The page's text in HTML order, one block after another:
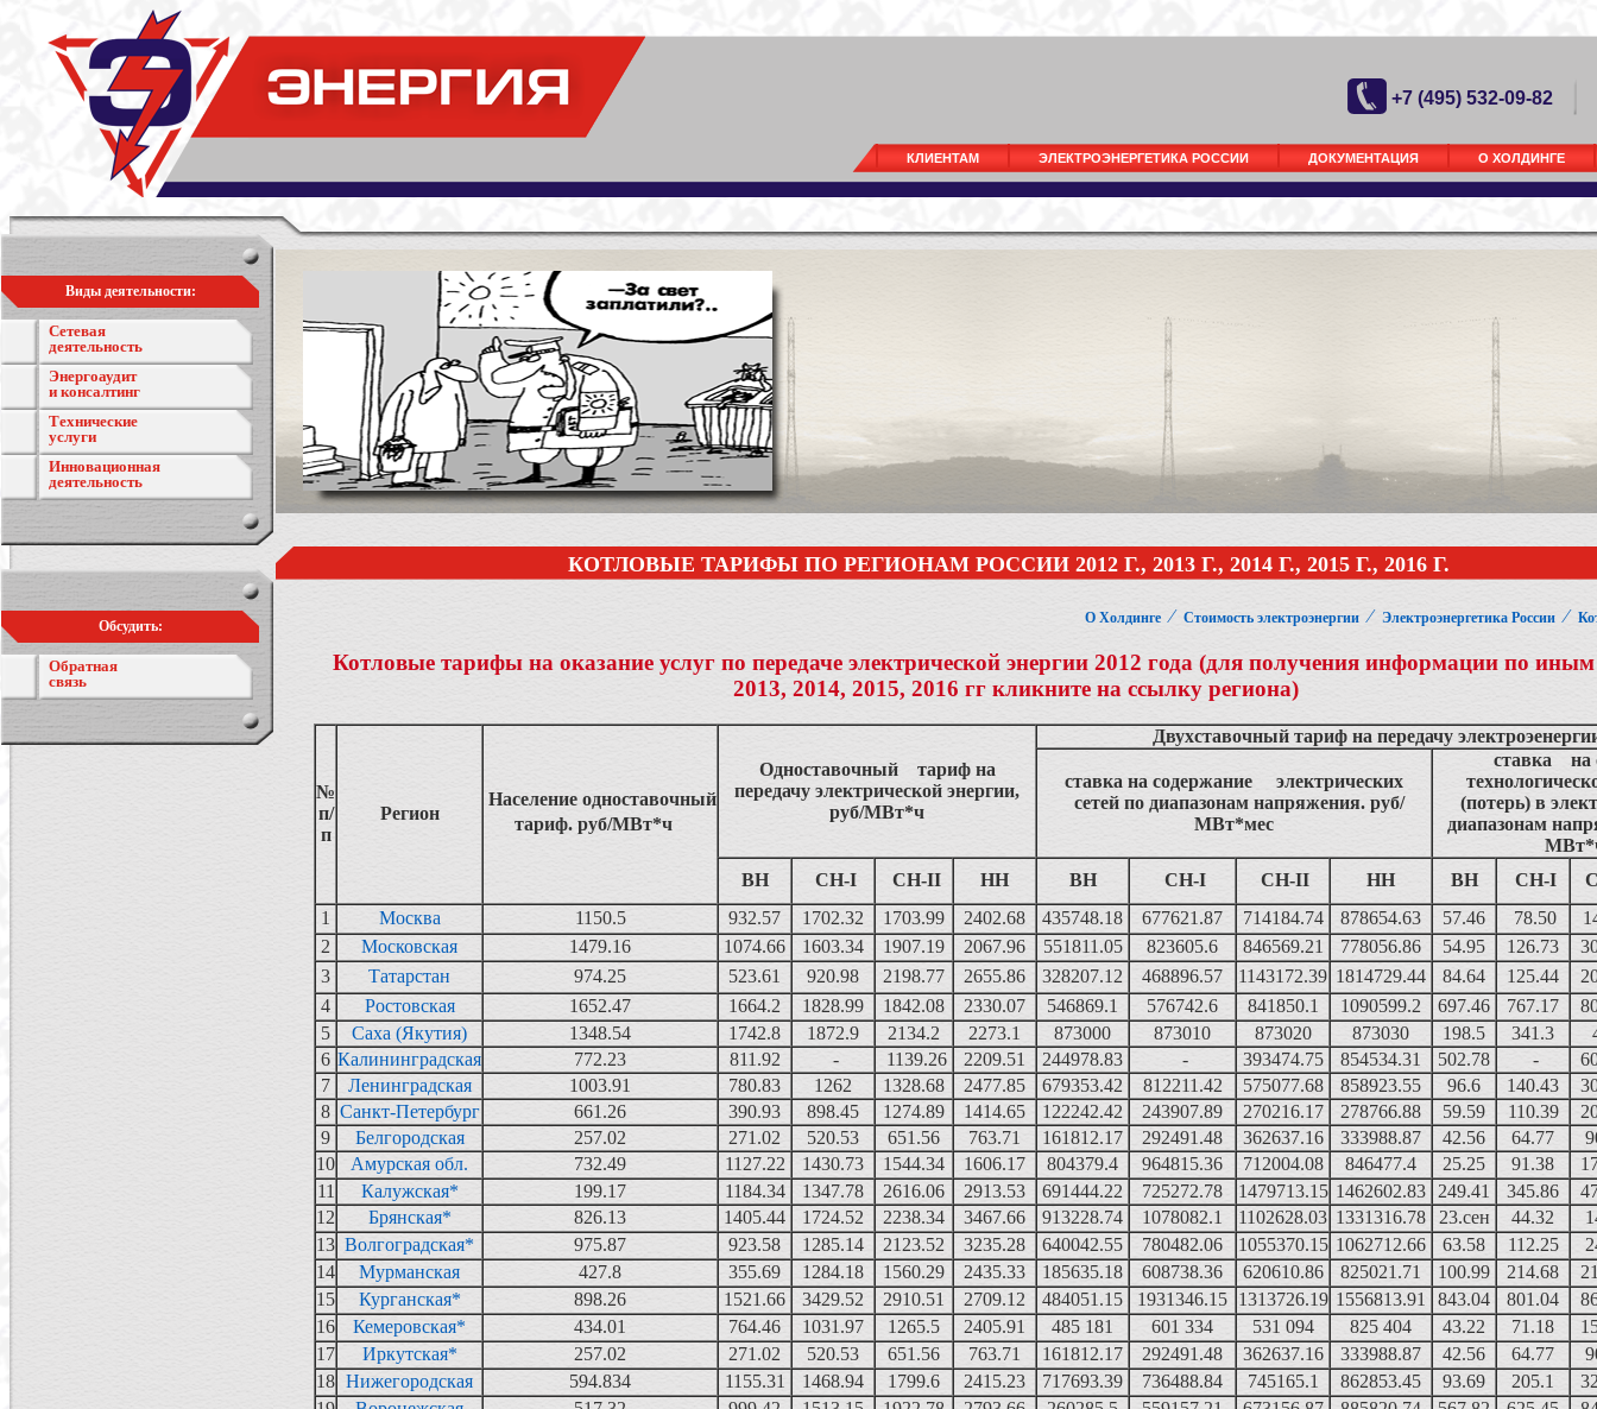
+7 (495) 532-09-82
КЛИЕНТАМ ЭЛЕКТРОЭНЕРГЕТИКА РОССИИ ДОКУМЕНТАЦИЯ О ХОЛДИНГЕ
Виды деятельности:
Сетевая
деятельность
Энергоаудит
и консалтинг
Технические
услуги
Инновационная
деятельность
Обсудить:
Обратная
связь
КОТЛОВЫЕ ТАРИФЫ ПО РЕГИОНАМ РОССИИ 2012 Г., 2013 Г., 2014 Г., 2015 Г., 2016 Г.
О Холдинге ⁄ Стоимость электроэнергии ⁄ Электроэнергетика России ⁄
Котловые тарифы на оказание услуг по передаче электрической энергии 2012 года (для получения информации по
2013, 2014, 2015, 2016 гг кликните на ссылку региона)
№
п/
п
Регион
Население одноставочный
тариф. руб/МВт*ч
Одноставочный тариф на
передачу электрической энергии,
руб/МВт*ч
Двухставочный тариф на передачу
ставка на содержание электрических
сетей по диапазонам напряжения. руб/
МВт*мес
ставка на
(потерь) в
диапазонам
ВН
СН-I СН-II НН ВН СН-I СН-II НН ВН СН-I
1
Москва 1150.5 932.57 1702.32 1703.99 2402.68 435748.18 677621.87 714184.74 878654.63 57.46 78.50
2
Московская 1479.16 1074.66 1603.34 1907.19 2067.96 551811.05 823605.6 846569.21 778056.86 54.95 126.73
3
Татарстан 974.25 523.61 920.98 2198.77 2655.86 328207.12 468896.57 1143172.39 1814729.44 84.64 125.44
4
Ростовская 1652.47 1664.2 1828.99 1842.08 2330.07 546869.1 576742.6 841850.1 1090599.2 697.46 767.17
5
Саха (Якутия) 1348.54 1742.8 1872.9 2134.2 2273.1 873000 873010 873020 873030 198.5 341.3
6 Калининградская 772.23 811.92 - 1139.26 2209.51 244978.83 - 393474.75 854534.31 502.78 -
7
Ленинградская 1003.91 780.83 1262 1328.68 2477.85 679353.42 812211.42 575077.68 858923.55 96.6 140.43
8 Санкт-Петербург 661.26 390.93 898.45 1274.89 1414.65 122242.42 243907.89 270216.17 278766.88 59.59 110.39
9
Белгородская 257.02 271.02 520.53 651.56 763.71 161812.17 292491.48 362637.16 333988.87 42.56 64.77
10
Амурская обл. 732.49 1127.22 1430.73 1544.34 1606.17 804379.4 964815.36 712004.08 846477.4 25.25 91.38
11
Калужская* 199.17 1184.34 1347.78 2616.06 2913.53 691444.22 725272.78 1479713.15 1462602.83 249.41 345.86
12
Брянская* 826.13 1405.44 1724.52 2238.34 3467.66 913228.74 1078082.1 1102628.03 1331316.78 23.сен 44.32
13 Волгоградская* 975.87 923.58 1285.14 2123.52 3235.28 640042.55 780482.06 1055370.15 1062712.66 63.58 112.25
14
Мурманская 427.8 355.69 1284.18 1560.29 2435.33 185635.18 608738.36 620610.86 825021.71 100.99 214.68
15
Курганская* 898.26 1521.66 3429.52 2910.51 2709.12 484051.15 1931346.15 1313726.19 1556813.91 843.04 801.04
16
Кемеровская* 434.01 764.46 1031.97 1265.5 2405.91 485 181 601 334 531 094 825 404 43.22 71.18
17
Иркутская* 257.02 271.02 520.53 651.56 763.71 161812.17 292491.48 362637.16 333988.87 42.56 64.77
18 Нижегородская 594.834 1155.31 1468.94 1799.6 2415.23 717693.39 736488.84 745165.1 862853.45 93.69 205.1